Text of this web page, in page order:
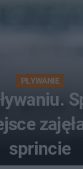
PŁYWANIE
sprincie